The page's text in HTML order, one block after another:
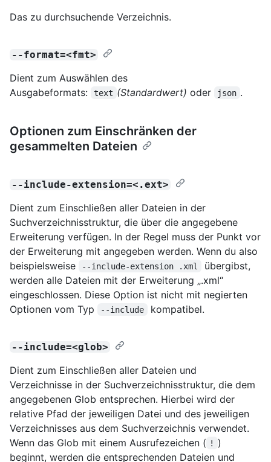
Das zu durchsuchende Verzeichnis.
--format=<fmt>
Dient zum Auswählen des
Ausgabeformats:
text (Standardwert) oder json .
Optionen zum Einschränken der
gesammelten Dateien
--include-extension=<.ext>
Dient zum Einschließen aller Dateien in der
Suchverzeichnisstruktur, die über die angegebene
Erweiterung verfügen. In der Regel muss der Punkt vor
der Erweiterung mit angegeben werden. Wenn du also
beispielsweise
--include-extension .xml
übergibst,
werden alle Dateien mit der Erweiterung „.xml“
eingeschlossen. Diese Option ist nicht mit negierten
Optionen vom Typ
--include kompatibel.
--include=<glob>
Dient zum Einschließen aller Dateien und
Verzeichnisse in der Suchverzeichnisstruktur, die dem
angegebenen Glob entsprechen. Hierbei wird der
relative Pfad der jeweiligen Datei und des jeweiligen
Verzeichnisses aus dem Suchverzeichnis verwendet.
Wenn das Glob mit einem Ausrufezeichen ( !
)
beginnt, werden die entsprechenden Dateien und